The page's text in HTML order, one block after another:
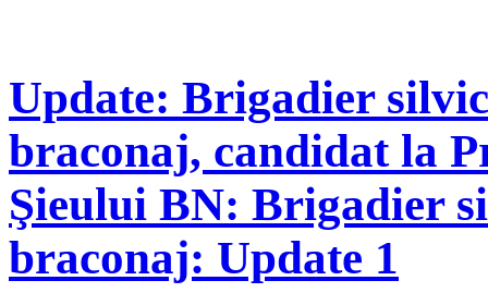
Update: Brigadier
braconaj, candidat la
Şieului BN: Brigadier
braconaj: Update 1